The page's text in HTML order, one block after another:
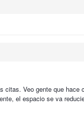
Veo gente que
el espacio se va